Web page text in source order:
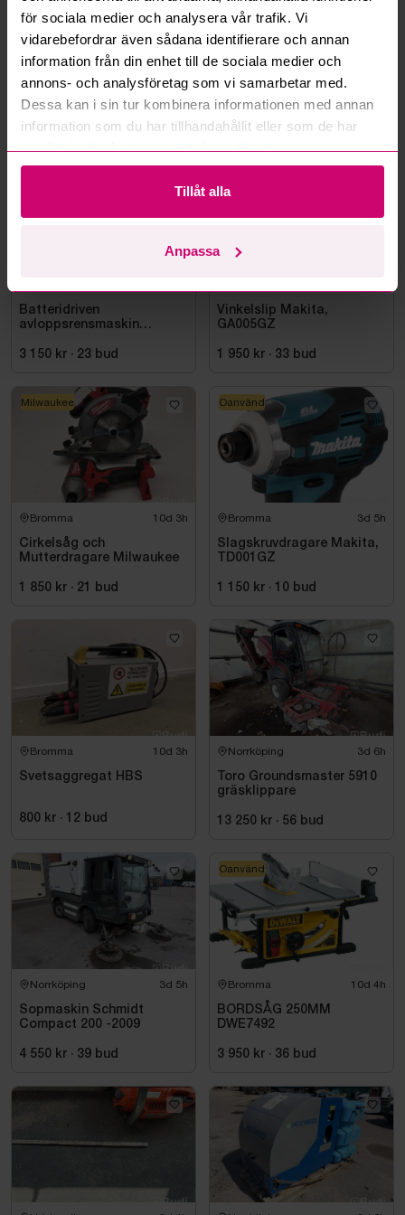
för sociala medier och analysera vår trafik. Vi
vidarebefordrar även sådana identifierare och annan
information från din enhet till de sociala medier och
annons- och analysföretag som vi samarbetar med.
Dessa kan i sin tur kombinera informationen med annan
information som du har tillhandahållit eller som de har
samlat in när du har använt deras tjänster.
Tillåt alla
Anpassa
Läs fler frågor och svar
Mer från samma kategori
Batteridriven
avloppsrensmaskin
FSSM-121 | Oanvänd
3 150 kr · 23 bud
Milwaukee
Vinkelslip Makita,
GA005GZ
1 950 kr · 33 bud
Oanvänd
Bromma 10d 3h
Cirkelsåg och
Mutterdragare Milwaukee
1 850 kr · 21 bud
Milwaukee
Bromma 3d 5h
Slagskruvdragare Makita,
TD001GZ
1 150 kr · 10 bud
Oanvänd
Bromma 10d 3h
Svetsaggregat HBS
800 kr · 12 bud
Norrköping 3d 6h
Toro Groundsmaster 5910
gräsklippare
13 250 kr · 56 bud
Norrköping 3d 5h
Sopmaskin Schmidt
Compact 200 -2009
4 550 kr · 39 bud
Bromma 10d 4h
BORDSÅG 250MM
DWE7492
3 950 kr · 36 bud
Oanvänd